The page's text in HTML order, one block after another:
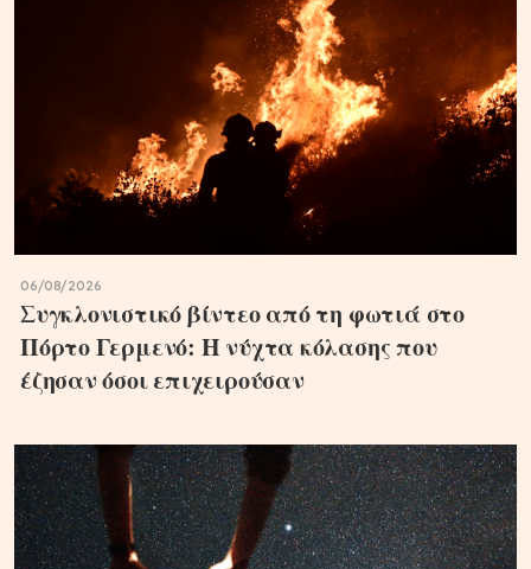
06/08/2026
Συγκλονιστικό βίντεο από τη φωτιά στο
Πόρτο Γερμενό: Η νύχτα κόλασης που
έζησαν όσοι επιχειρούσαν